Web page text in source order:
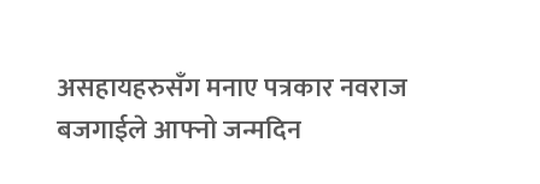
असहायहरुसँग मनाए पत्रकार नवराज
बजगाईले आफ्नो जन्मदिन